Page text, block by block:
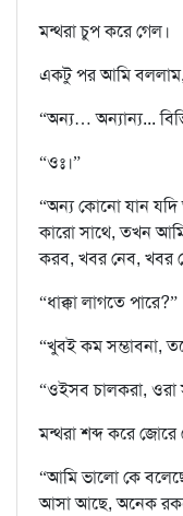
মন্থরা চুপ করে গেল।
একটু পর আমি বললাম,
“অন‍্য… অন‍্যান‍্য...
“ওঃ।”
“অন‍্য কোনো যান
কারো সাথে, তখন
করব, খবর নেব, খবর
“ধাক্কা লাগতে পারে?”
“খুবই কম সম্ভাবনা,
“ওইসব চালকরা, ওরা
মন্থরা শব্দ করে
“আমি ভালো কে
আসা আছে, অনেক